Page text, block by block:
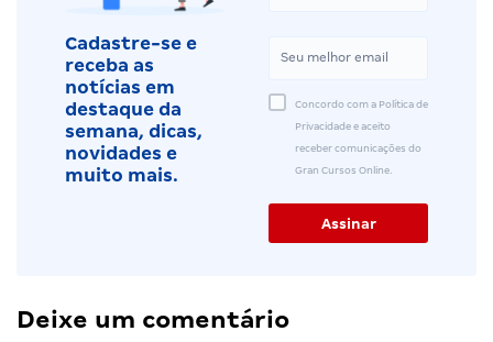
Cadastre-se e
receba as
notícias em
destaque da
semana, dicas,
novidades e
muito mais.
Concordo com a Política de
Privacidade e aceito
receber comunicações do
Gran Cursos Online.
Deixe um comentário